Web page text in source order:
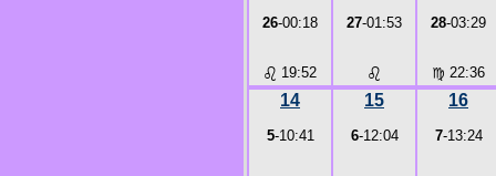
26-00:18
♌ 19:52
27-01:53
♌
28-03:29
♍ 22:36
14
5-10:41
15
6-12:04
16
7-13:24